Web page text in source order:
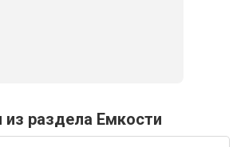
из раздела Емкости